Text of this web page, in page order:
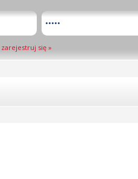
zarejestruj się »